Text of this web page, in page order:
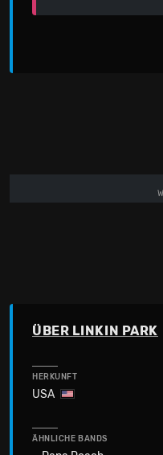
ÜBER LINKIN PARK
HERKUNFT
USA
ÄHNLICHE BANDS